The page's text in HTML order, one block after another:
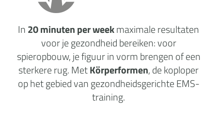
In20 minuten per weekmaximaleresultaten
voor je gezondheidbereiken: voor
spieropbouw, je figuur in vorm brengen of een
sterkere rug. MetKörperformen, de koploper
op het gebied van gezondheidsgerichte EMS-
training.